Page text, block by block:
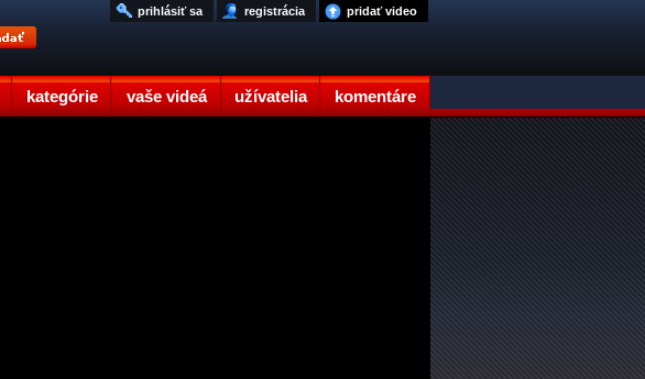
kategórie vaše videá užívatelia komentáre
pridať video
registrácia
prihlásiť sa